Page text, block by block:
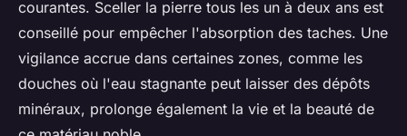
courantes. Sceller la pierre tous les un à deux ans est
conseillé pour empêcher l'absorption des taches. Une
vigilance accrue dans certaines zones, comme les
douches où l'eau stagnante peut laisser des dépôts
minéraux, prolonge également la vie et la beauté de